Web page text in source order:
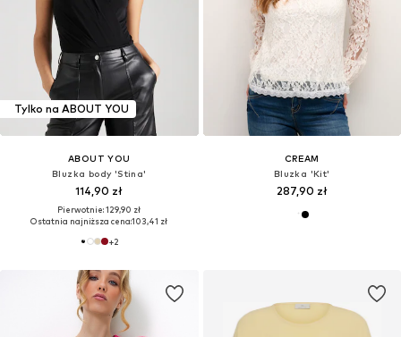
Tylko na ABOUT YOU
ABOUT YOU
Bluzka body 'Stina'
114,90 zł
Pierwotnie: 129,90 zł
Ostatnia najniższa cena:103,41 zł
+2
CREAM
Bluzka 'Kit'
287,90 zł